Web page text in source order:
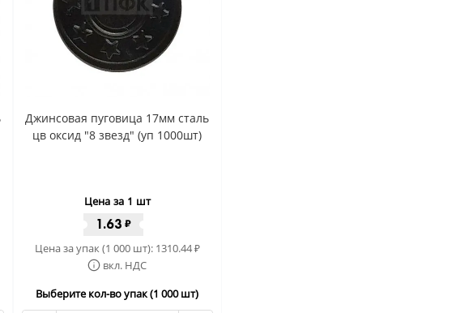
Джинсовая пуговица 17мм сталь
цв оксид "8 звезд" (уп 1000шт)
Цена за 1 шт
1.63 ₽
Цена за упак (1 000 шт): 1310.44₽
вкл. НДС
Выберите кол-во упак (1 000 шт)